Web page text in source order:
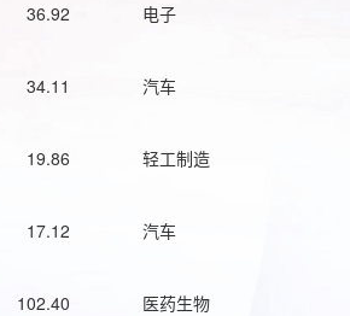
36.92 电子
34.11 汽车
19.86 轻工制造
17.12 汽车
102.40 医药生物